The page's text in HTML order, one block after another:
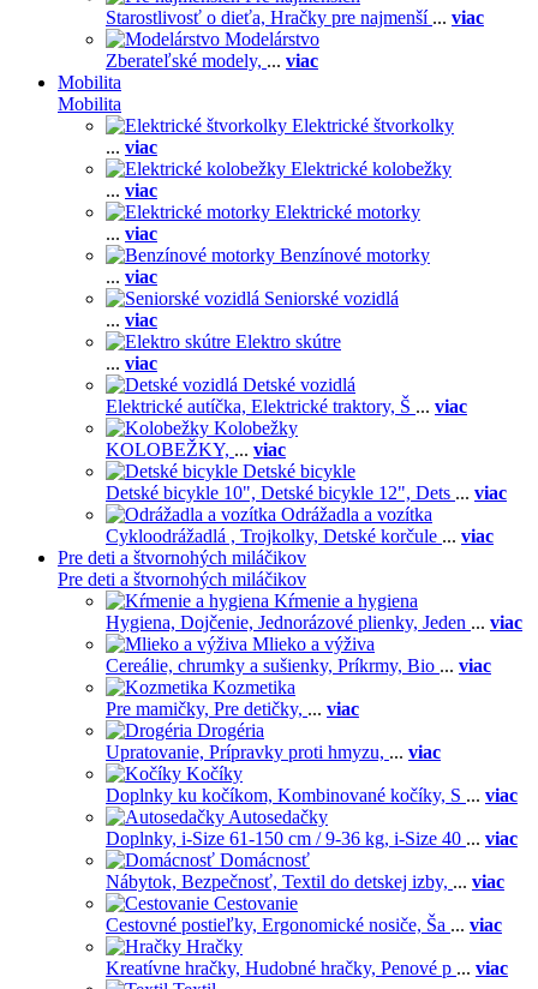
Starostlivosť o dieťa, Hračky pre najmenší ... viac
Modelárstvo
Zberateľské modely, ... viac
Mobilita
Mobilita
Elektrické štvorkolky
... viac
Elektrické kolobežky
... viac
Elektrické motorky
... viac
Benzínové motorky
... viac
Seniorské vozidlá
... viac
Elektro skútre
... viac
Detské vozidlá
Elektrické autíčka, Elektrické traktory, Š ... viac
Kolobežky
KOLOBEŽKY, ... viac
Detské bicykle
Detské bicykle 10", Detské bicykle 12", Dets ... viac
Odrážadla a vozítka
Cykloodrážadlá , Trojkolky, Detské korčule ... viac
Pre deti a štvornohých miláčikov
Pre deti a štvornohých miláčikov
Kŕmenie a hygiena
Hygiena, Dojčenie, Jednorázové plienky, Jeden ... viac
Mlieko a výživa
Cereálie, chrumky a sušienky, Príkrmy, Bio ... viac
Kozmetika
Pre mamičky, Pre detičky, ... viac
Drogéria
Upratovanie, Prípravky proti hmyzu, ... viac
Kočíky
Doplnky ku kočíkom, Kombinované kočíky, S ... viac
Autosedačky
Doplnky, i-Size 61-150 cm / 9-36 kg, i-Size 40 ... viac
Domácnosť
Nábytok, Bezpečnosť, Textil do detskej izby, ... viac
Cestovanie
Cestovné postieľky, Ergonomické nosiče, Ša ... viac
Hračky
Kreatívne hračky, Hudobné hračky, Penové p ... viac